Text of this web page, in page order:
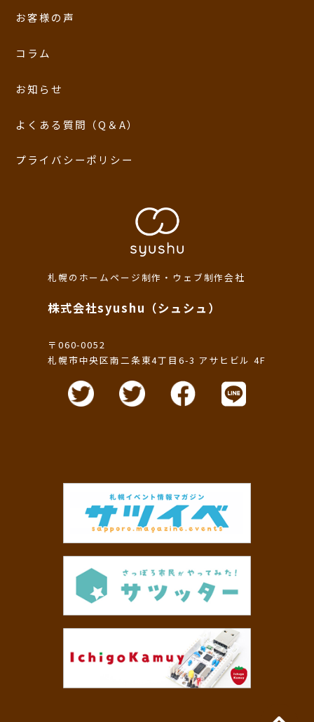
札幌のホームページ制作・ウェブ制作会社
株式会社syushu（シュシュ）
〒060-0052
札幌市中央区南二条東4丁目6-3 アサヒビル 4F
お客様の声
コラム
お知らせ
よくある質問（Q＆A）
プライバシーポリシー